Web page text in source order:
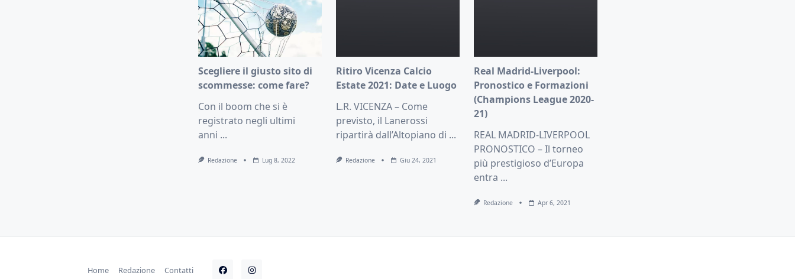
Scegliere il giusto sito di
scommesse: come fare?
Con il boom che si è
registrato negli ultimi
anni ...
Redazione Lug 8, 2022
Ritiro Vicenza Calcio
Estate 2021: Date e Luogo
L.R. VICENZA – Come
previsto, il Lanerossi
ripartirà dall’Altopiano di ...
Redazione Giu 24, 2021
Real Madrid-Liverpool:
Pronostico e Formazioni
(Champions League 2020-
21)
REAL MADRID-LIVERPOOL
PRONOSTICO – Il torneo
più prestigioso d’Europa
entra ...
Redazione Apr 6, 2021
Home Redazione Contatti